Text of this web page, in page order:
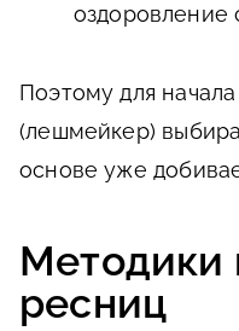
оздоровление
Поэтому для
(лешмейкер)
основе уже
Методики
ресниц